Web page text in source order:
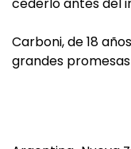
Carboni, de 18
grandes